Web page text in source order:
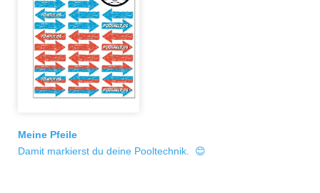
Meine Pfeile
Damit markierst du deine Pooltechnik. 😊